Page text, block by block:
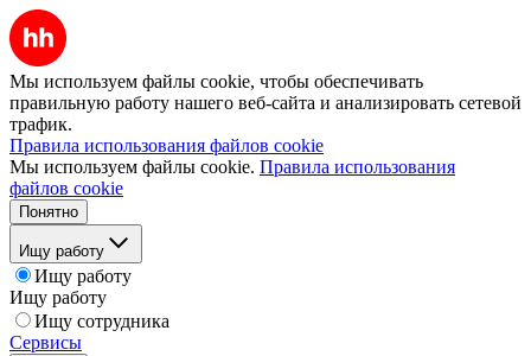
Мы используем файлы cookie, чтобы обеспечивать
правильную работу нашего веб-сайта и анализировать сетевой
трафик.
Правила использования файлов cookie
Мы используем файлы cookie. Правила использования
файлов cookie
Понятно
Ищу работу
Ищу работу
Ищу работу
Ищу сотрудника
Сервисы